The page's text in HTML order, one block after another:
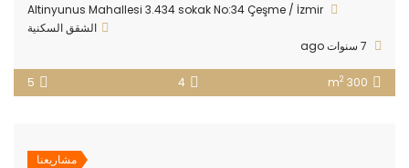
Altinyunus Mahallesi 3.434 sokak No:34 Çeşme / İzmir
الشقق السكنية
300 m
2
4
5
مشاريعنا